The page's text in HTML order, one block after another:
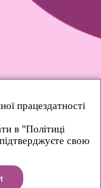
працездатності
в "Політиці
свою